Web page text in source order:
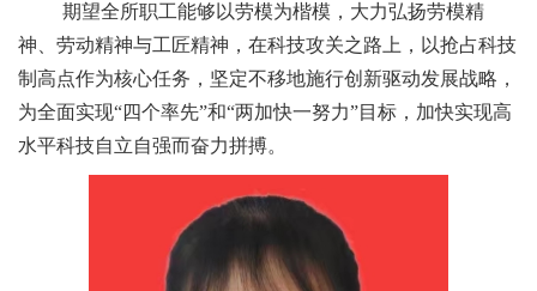
期望全所职工能够以劳模为楷模，大力弘扬劳模精
神、劳动精神与工匠精神，在科技攻关之路上，以抢占科技
制高点作为核心任务，坚定不移地施行创新驱动发展战略，
为全面实现“四个率先”和“两加快一努力”目标，加快实现高
水平科技自立自强而奋力拼搏。